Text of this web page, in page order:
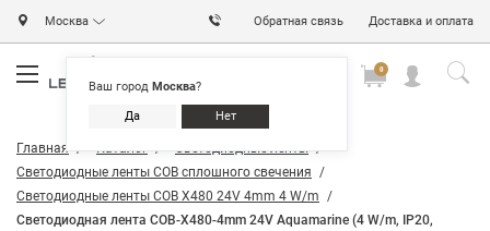
Москва
Ваш город Москва?
Да Нет
Обратная связь Доставка и оплата
0
Главная Каталог
Светодиодные ленты
Светодиодные ленты COB сплошного свечения
Светодиодные ленты COB X480 24V 4mm 4 W/m
Светодиодная лента COB-X480-4mm 24V Aquamarine (4 W/m, IP20,